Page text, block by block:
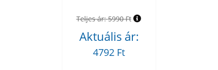
Teljes ár:5990 Ft
Aktuális ár:
4792 Ft